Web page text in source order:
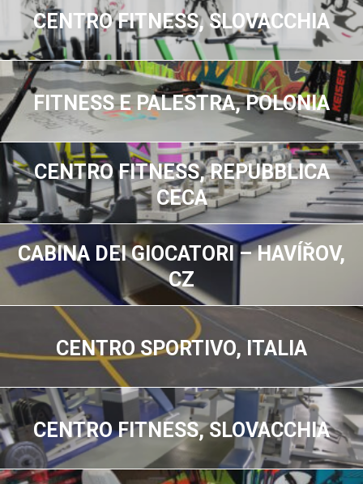
CENTRO FITNESS, SLOVACCHIA
FITNESS E PALESTRA, POLONIA
CENTRO FITNESS, REPUBBLICA
CECA
CABINA DEI GIOCATORI – HAVÍŘOV,
CZ
CENTRO SPORTIVO, ITALIA
CENTRO FITNESS, SLOVACCHIA